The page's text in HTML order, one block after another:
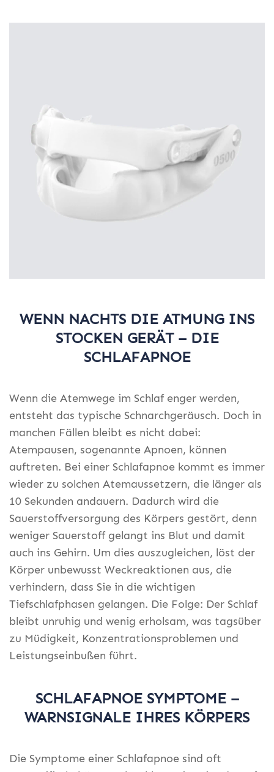
WENN NACHTS DIE ATMUNG INS
STOCKEN GERÄT – DIE
SCHLAFAPNOE
Wenn die Atemwege im Schlaf enger werden,
entsteht das typische Schnarchgeräusch. Doch in
manchen Fällen bleibt es nicht dabei:
Atempausen, sogenannte Apnoen, können
auftreten. Bei einer Schlafapnoe kommt es immer
wieder zu solchen Atemaussetzern, die länger als
10 Sekunden andauern. Dadurch wird die
Sauerstoffversorgung des Körpers gestört, denn
weniger Sauerstoff gelangt ins Blut und damit
auch ins Gehirn. Um dies auszugleichen, löst der
Körper unbewusst Weckreaktionen aus, die
verhindern, dass Sie in die wichtigen
Tiefschlafphasen gelangen. Die Folge: Der Schlaf
bleibt unruhig und wenig erholsam, was tagsüber
zu Müdigkeit, Konzentrationsproblemen und
Leistungseinbußen führt.
SCHLAFAPNOE SYMPTOME –
WARNSIGNALE IHRES KÖRPERS
Die Symptome einer Schlafapnoe sind oft